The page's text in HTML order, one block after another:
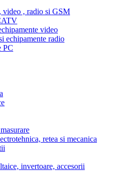
, radio si GSM
video
echipamente radio
PC
retea si mecanica
invertoare, accesorii